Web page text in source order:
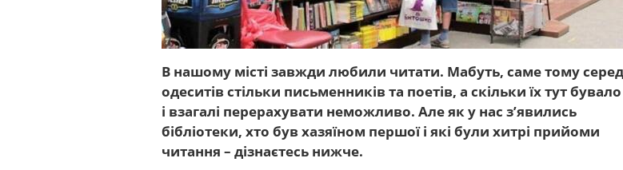
В нашому місті завжди любили читати. Мабуть, саме тому серед
одеситів стільки письменників та поетів, а скільки їх тут бувало
і взагалі перерахувати неможливо. Але як у нас з’явились
бібліотеки, хто був хазяїном першої і які були хитрі прийоми
читання – дізнаєтесь нижче.